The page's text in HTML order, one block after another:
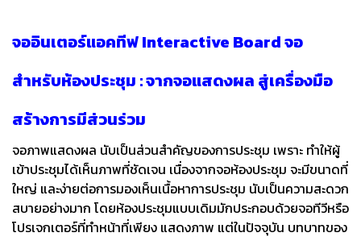
จออินเตอร์แอคทีฟ Interactive Board จอ
สำหรับห้องประชุม : จากจอแสดงผล สู่เครื่องมือ
สร้างการมีส่วนร่วม
จอภาพแสดงผล นับเป็นส่วนสำคัญของการประชุม เพราะ ทำให้ผู้
เข้าประชุมได้เห็นภาพที่ชัดเจน เนื่องจากจอห้องประชุม จะมีขนาดที่
ใหญ่ และง่ายต่อการมองเห็นเนื้อหาการประชุม นับเป็นความสะดวก
สบายอย่างมาก โดยห้องประชุมแบบเดิมมักประกอบด้วยจอทีวีหรือ
โปรเจกเตอร์ที่ทำหน้าที่เพียง แสดงภาพ แต่ในปัจจุบัน บทบาทของ